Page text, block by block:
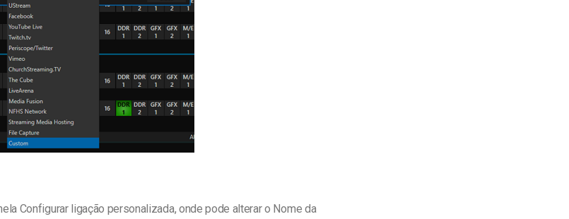
Configurar ligação personalizada, onde pode alterar o Nome da